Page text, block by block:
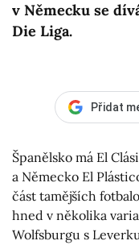
v Německu se
Die Liga.
Přidat
Španělsko má El
a Německo El
část tamějších
hned v několika
Wolfsburgu s